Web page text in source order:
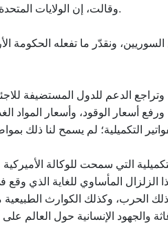
وقالت، إن الولايات المتحدة أكبر ممول لدعم تلك الجهود حول اللاجئين.
ونقدّر ما تفعله الحكومة
الدعم للدول المستضيفة
أسعار الوقود، وأسعار المواد
التي سمحت للوكالة الأميركية
الزلزال المأساوي للغاية الذي
الحرب، وكذلك الكوارث